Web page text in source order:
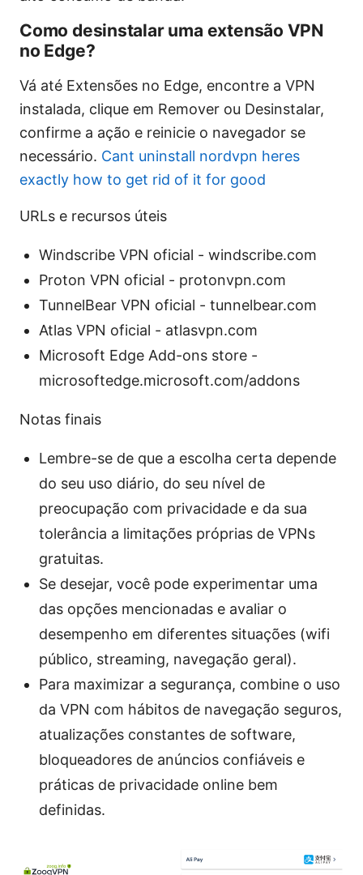
Como desinstalar uma extensão VPN
no Edge?
Vá até Extensões no Edge, encontre a VPN
instalada, clique em Remover ou Desinstalar,
confirme a ação e reinicie o navegador se
necessário. Cant uninstall nordvpn heres
exactly how to get rid of it for good
URLs e recursos úteis
Windscribe VPN oficial - windscribe.com
Proton VPN oficial - protonvpn.com
TunnelBear VPN oficial - tunnelbear.com
Atlas VPN oficial - atlasvpn.com
Microsoft Edge Add-ons store -
microsoftedge.microsoft.com/addons
Notas finais
Lembre-se de que a escolha certa depende
do seu uso diário, do seu nível de
preocupação com privacidade e da sua
tolerância a limitações próprias de VPNs
gratuitas.
Se desejar, você pode experimentar uma
das opções mencionadas e avaliar o
desempenho em diferentes situações (wifi
público, streaming, navegação geral).
Para maximizar a segurança, combine o uso
da VPN com hábitos de navegação seguros,
atualizações constantes de software,
bloqueadores de anúncios confiáveis e
práticas de privacidade online bem
definidas.